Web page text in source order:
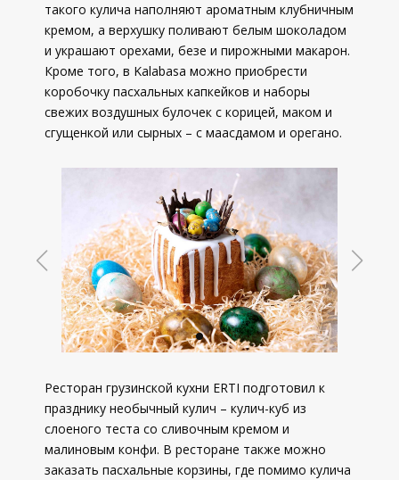
такого кулича наполняют ароматным клубничным
кремом, а верхушку поливают белым шоколадом
и украшают орехами, безе и пирожными макарон.
Кроме того, в Kalabasa можно приобрести
коробочку пасхальных капкейков и наборы
свежих воздушных булочек с корицей, маком и
сгущенкой или сырных – с маасдамом и орегано.
Ресторан грузинской кухни ERTI подготовил к
празднику необычный кулич – кулич-куб из
слоеного теста со сливочным кремом и
малиновым конфи. В ресторане также можно
заказать пасхальные корзины, где помимо кулича